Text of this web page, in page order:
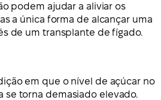
podem ajudar a aliviar os
a única forma de alcançar uma
de um transplante de fígado.
em que o nível de açúcar no
se torna demasiado elevado.